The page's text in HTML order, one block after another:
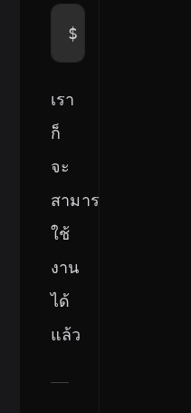
$
เรา
ก็
จะ
สามารถ
ใช้
งาน
ได้
แล้ว